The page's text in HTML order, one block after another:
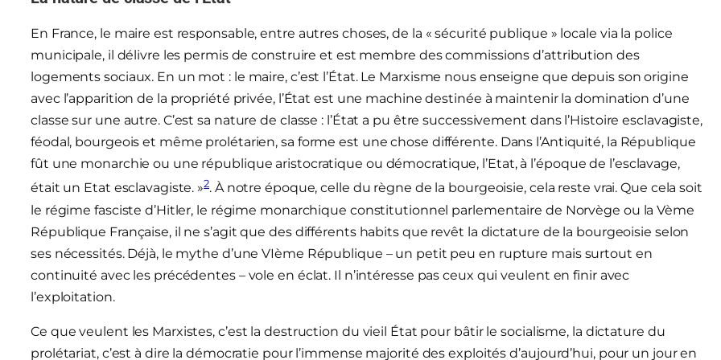
En France, le maire est responsable, entre autres choses, de la « sécurité publique » locale via la police
municipale, il délivre les permis de construire et est membre des commissions d’attribution des
logements sociaux. En un mot : le maire, c’est l’État. Le Marxisme nous enseigne que depuis son origine
avec l’apparition de la propriété privée, l’État est une machine destinée à maintenir la domination d’une
classe sur une autre. C’est sa nature de classe : l’État a pu être successivement dans l’Histoire esclavagiste,
féodal, bourgeois et même prolétarien, sa forme est une chose différente. Dans l’Antiquité, la République
fût une monarchie ou une république aristocratique ou démocratique, l’Etat, à l’époque de l’esclavage,
était un Etat esclavagiste. »2. À notre époque, celle du règne de la bourgeoisie, cela reste vrai. Que cela soit
le régime fasciste d’Hitler, le régime monarchique constitutionnel parlementaire de Norvège ou la Vème
République Française, il ne s’agit que des différents habits que revêt la dictature de la bourgeoisie selon
ses nécessités. Déjà, le mythe d’une VIème République – un petit peu en rupture mais surtout en
continuité avec les précédentes – vole en éclat. Il n’intéresse pas ceux qui veulent en finir avec
l’exploitation.
Ce que veulent les Marxistes, c’est la destruction du vieil État pour bâtir le socialisme, la dictature du
prolétariat, c’est à dire la démocratie pour l’immense majorité des exploités d’aujourd’hui, pour un jour en